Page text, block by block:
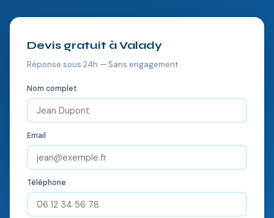
Devis gratuit à Valady
Réponse sous 24h — Sans engagement
Nom complet
Email
Téléphone